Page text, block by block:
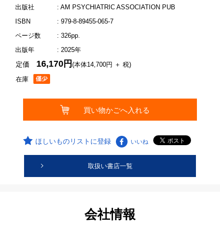
出版社
: AM PSYCHIATRIC ASSOCIATION PUB
ISBN
: 979-8-89455-065-7
ページ数
: 326pp.
出版年
: 2025年
在庫
定価 16,170円(本体14,700円 ＋ 税)
ほしいものリストに登録 いいね
取扱い書店一覧
会社情報